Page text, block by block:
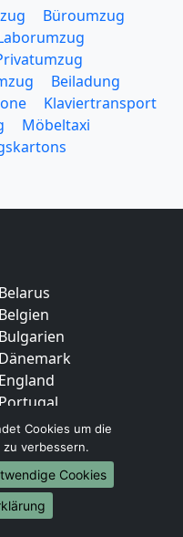
Büroumzug
Beiladung
Klaviertransport
Möbeltaxi
Cookies um die
verbessern.
Cookies